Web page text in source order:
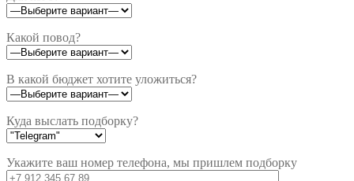
Какой повод?
В какой бюджет хотите уложиться?
Куда выслать подборку?
Укажите ваш номер телефона, мы пришлем подборку